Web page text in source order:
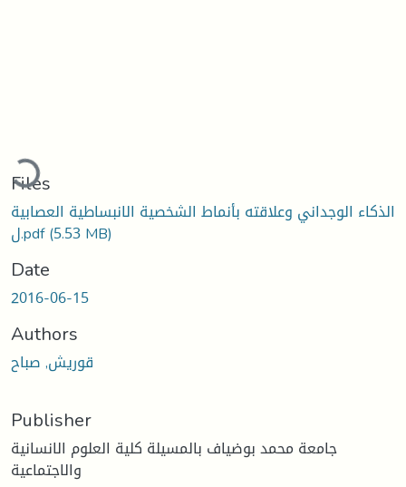
Loading...
Files
الذكاء الوجداني وعلاقته بأنماط الشخصية الانبساطية العصابية
ل.pdf(5.53 MB)
Date
2016-06-15
Authors
قوريش, صباح
Publisher
جامعة محمد بوضياف بالمسيلة كلية العلوم الانسانية
والاجتماعية